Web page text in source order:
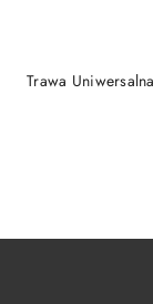
Trawa